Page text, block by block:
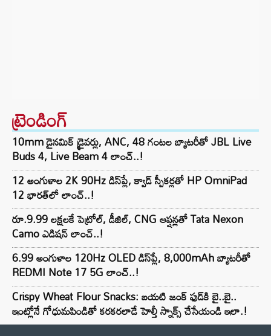
ట్రెండింగ్‌
10mm డైనమిక్ డ్రైవర్లు, ANC, 48 గంటల బ్యాటరీతో JBL Live
Buds 4, Live Beam 4 లాంచ్..!
12 అంగుళాల 2K 90Hz డిస్‌ప్లే, క్వాడ్ స్పీకర్లతో HP OmniPad
12 భారత్‌లో లాంచ్..!
రూ.9.99 లక్షలకే పెట్రోల్, డీజిల్, CNG ఆప్షన్లతో Tata Nexon
Camo ఎడిషన్ లాంచ్..!
6.99 అంగుళాల 120Hz OLED డిస్‌ప్లే, 8,000mAh బ్యాటరీతో
REDMI Note 17 5G లాంచ్..!
Crispy Wheat Flour Snacks: బయటి జంక్ ఫుడ్‌కి బై..బై..
ఇంట్లోనే గోధుమపిండితో కరకరలాడే హెల్తీ స్నాక్స్ చేసేయండి ఇలా.!